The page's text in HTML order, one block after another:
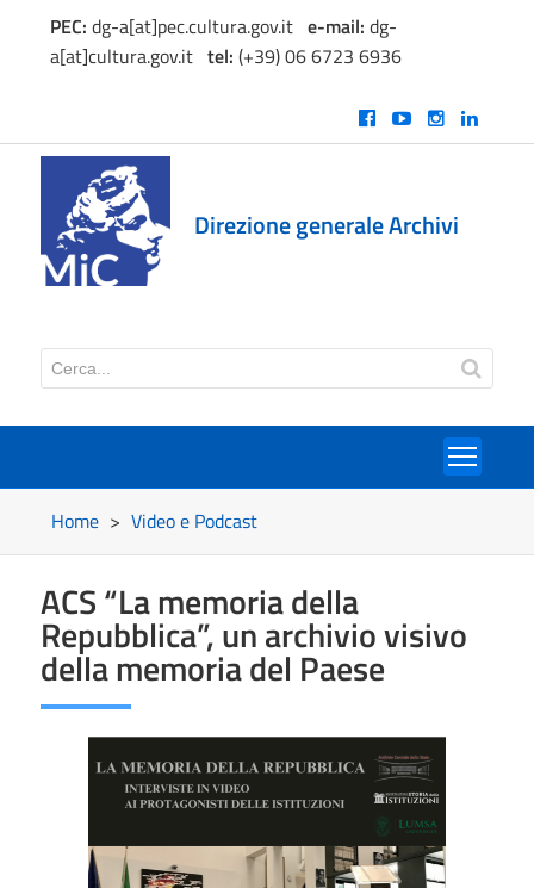
PEC: dg-a[at]pec.cultura.gov.ite-mail: dg-
a[at]cultura.gov.ittel: (+39) 06 6723 6936
Direzione generale Archivi
Home > Video e Podcast
ACS “La memoria della
Repubblica”, un archivio visivo
della memoria del Paese